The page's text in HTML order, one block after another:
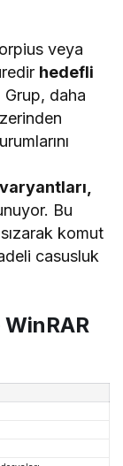
veya
hedefli
daha
Bu
komut
casusluk